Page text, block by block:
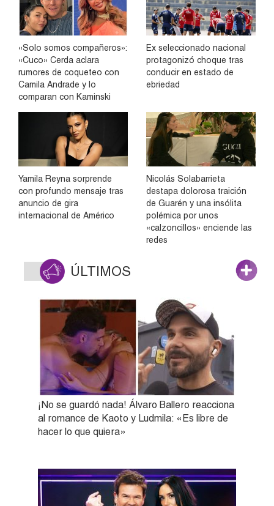
«Solo somos compañeros»:
«Cuco» Cerda aclara
rumores de coqueteo con
Camila Andrade y lo
comparan con Kaminski
Ex seleccionado nacional
protagonizó choque tras
conducir en estado de
ebriedad
Yamila Reyna sorprende
con profundo mensaje tras
anuncio de gira
internacional de Américo
Nicolás Solabarrieta
destapa dolorosa traición
de Guarén y una insólita
polémica por unos
«calzoncillos» enciende las
redes
ÚLTIMOS
¡No se guardó nada! Álvaro Ballero reacciona
al romance de Kaoto y Ludmila: «Es libre de
hacer lo que quiera»